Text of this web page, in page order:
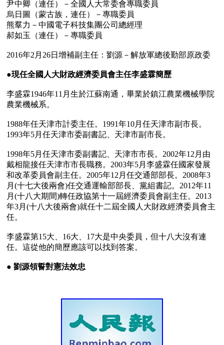
尹中卿（連任）－全國人大常委會專職委員
烏日圖（蒙古族，連任）－專職委員
熊羣力－中國電子科技集團公司總經理
郝如玉（連任）－專職委員
2016年2月26日增補副主任：劉源－解放軍總後勤部原政委
●現任全國人大財政經濟委員會主任李盛霖簡歷
李盛霖1946年11月生於江蘇南通，畢業於鎮江農業機械學院
農業機械系。
1988年任天津市計委主任。1991年10月任天津市副市長。
1993年5月任天津市委副書記、天津市副市長。
1998年5月任天津市委副書記、天津市市長。2002年12月由
戴相龍接任天津市市長職務。2003年5月李盛霖任國家發展
和改革委員會副主任。2005年12月任交通部部長。2008年3
月(十七大後兩會)任交通運輸部部長、黨組書記。2012年11
月(十八大期間)轉任政協第十一屆經濟委員會副主任。2013
年3月(十八大後兩會)就任十二屆全國人大財政經濟委員會主
任。
李盛霖第15大、16大、17大是中央委員，但十八大沒有連
任。這從他的簡歷應該可以找到答案。
● 劉源領誓對憲法效忠